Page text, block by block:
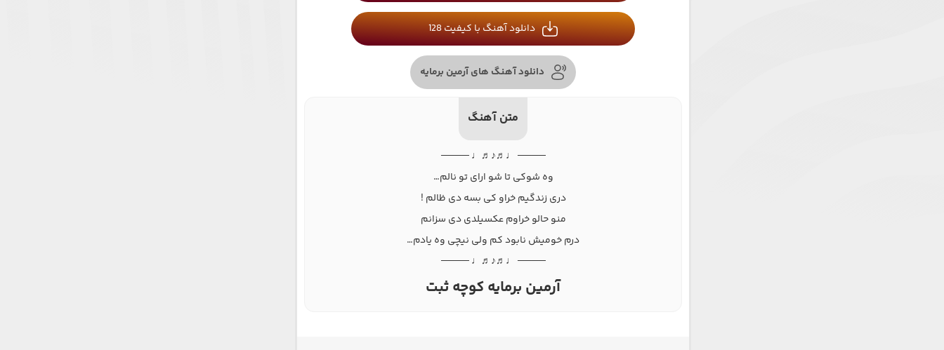
دانلود آهنگ با کیفیت 128
دانلود آهنگ های آرمین برمایه
متن آهنگ
──── ♩♬♪♬♩ ────
وه شوکی تا شو ارای تو نالم…
دری زندگیم خراو کی بسه دی ظالم !
منو حالو خراوم عکسیلدی دی سزانم
درم خومیش نابود کم ولی نیچی وه یادم…
──── ♩♬♪♬♩ ────
آرمین برمایه کوچه ثبت